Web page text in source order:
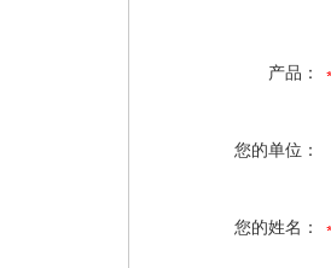
产品：
您的单位：
您的姓名：